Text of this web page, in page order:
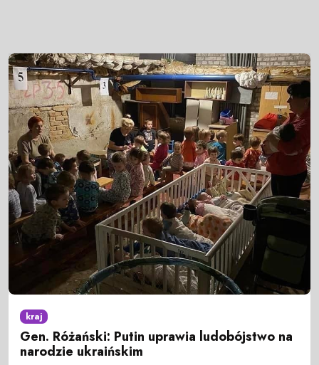
kraj
Gen. Różański: Putin uprawia ludobójstwo na
narodzie ukraińskim